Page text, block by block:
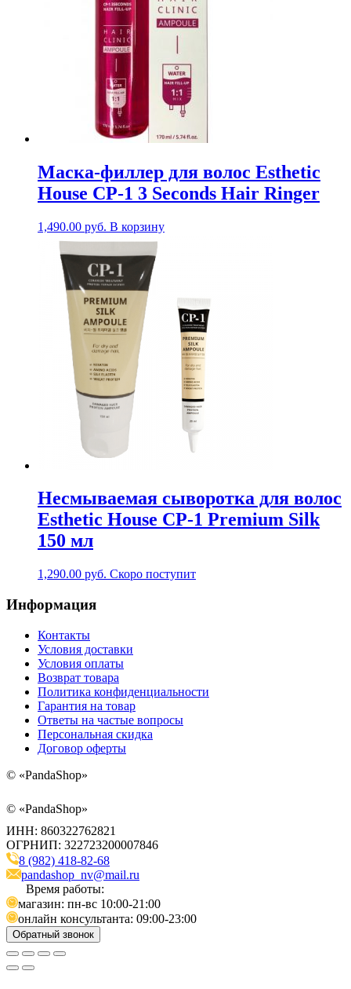
Маска-филлер для волос Esthetic
House СР-1 3 Seconds Hair Ringer
1,490.00 руб. В корзину
Несмываемая сыворотка для волос
Esthetic House CP-1 Premium Silk
150 мл
1,290.00 руб. Скоро поступит
Информация
Контакты
Условия доставки
Условия оплаты
Возврат товара
Политика конфиденциальности
Гарантия на товар
Ответы на частые вопросы
Персональная скидка
Договор оферты
© «PandaShop»
© «PandaShop»
ИНН: 860322762821
ОГРНИП: 322723200007846
8 (982) 418-82-68
pandashop_nv@mail.ru
Время работы:
магазин: пн-вс 10:00-21:00
онлайн консультанта: 09:00-23:00
Обратный звонок